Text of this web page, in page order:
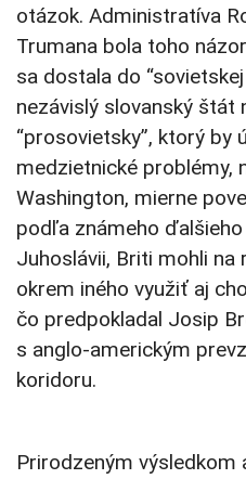
otázok. Administratíva
Trumana bola toho
sa dostala do
nezávislý slovanský štát
“prosovietsky”, ktorý by
medzietnické problémy,
Washington, mierne
podľa známeho ďalšieho
Juhoslávii, Briti mohli na
okrem iného využiť aj
čo predpokladal Josip
s anglo-americkým
koridoru.
Prirodzeným výsledkom